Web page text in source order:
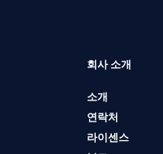
회사 소개
소개
연락처
라이센스